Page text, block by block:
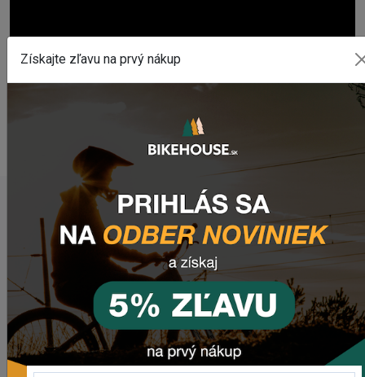
POSLEDNÉ PRIDANÉ PRODUKTY
Sedlo CHROMAG LIMBER
2 420,18 Kč
Zimušné Rukavice CHROMAG SIGNAL
1 104,44 Kč
Získajte zľavu na prvý nákup